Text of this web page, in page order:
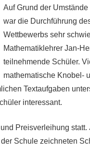
Auf Grund der
war die Durchführung
Wettbewerbs sehr
Mathematiklehrer Jan-
teilnehmende Schüler.
mathematische Knobel-
Textaufgaben
interessant.
Preisverleihung
Schule zeichneten